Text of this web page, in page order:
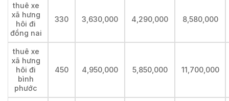
thuê xe
xã hưng
hôi đi
đồng nai
330 3,630,000 4,290,000 8,580,000
thuê xe
xã hưng
hôi đi
bình
phước
450 4,950,000 5,850,000 11,700,000